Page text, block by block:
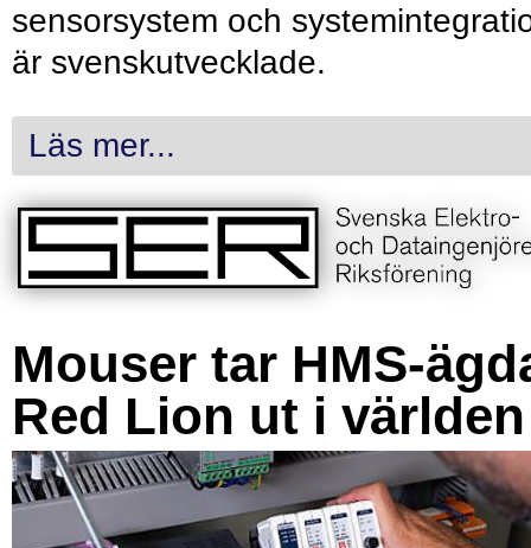
sensorsystem och
är svenskutvecklade.
Läs mer...
Mouser tar HMS-
Red Lion ut i världen